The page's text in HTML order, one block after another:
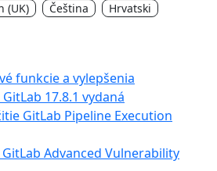
(UK) Čeština
Hrvatski
funkcie a vylepšenia
17.8.1 vydaná
GitLab Pipeline Execution
Advanced Vulnerability